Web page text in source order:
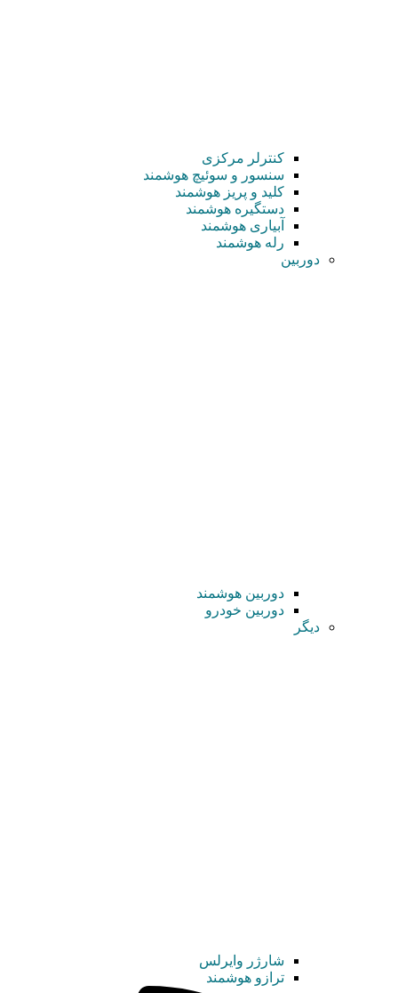
کنترلر مرکزی
سنسور و سوئیچ هوشمند
کلید و پریز هوشمند
دستگیره هوشمند
آبیاری هوشمند
رله هوشمند
دوربین
دوربین هوشمند
دوربین خودرو
دیگر
شارژر وایرلس
ترازو هوشمند